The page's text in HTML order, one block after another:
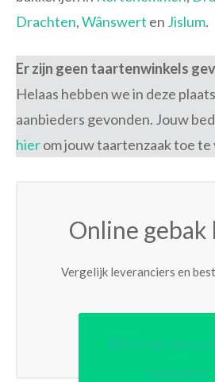
Drachten,Wânswert en Jislum.
Er zijn geen taartenwinkels
Helaas hebben we in deze
aanbieders gevonden. Jouw
hierom jouw taartenzaak toe te
Online gebak
Vergelijk leveranciers en
Alle
bekijken